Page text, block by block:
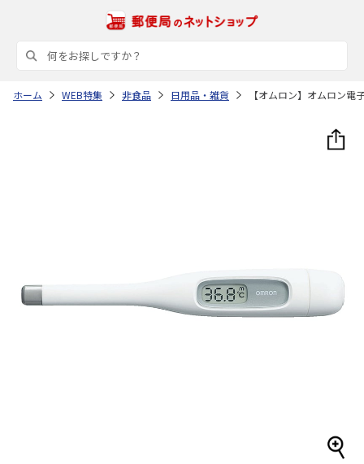
ホーム WEB特集 非食品 日用品・雑貨 【オムロン】オムロン